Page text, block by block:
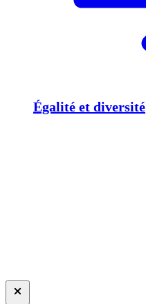
Égalité et diversité